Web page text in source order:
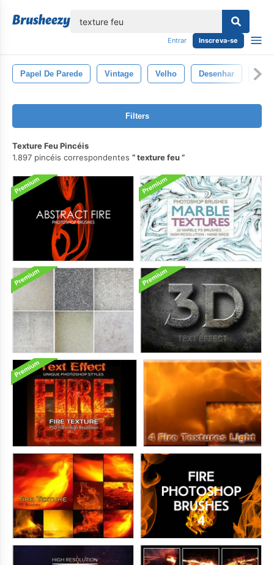
Entrar Inscreva-se
Papel De Parede Vintage Velho Desenhar
Filters
Texture Feu Pincéis
1.897 pincéis correspondentes
texture feu